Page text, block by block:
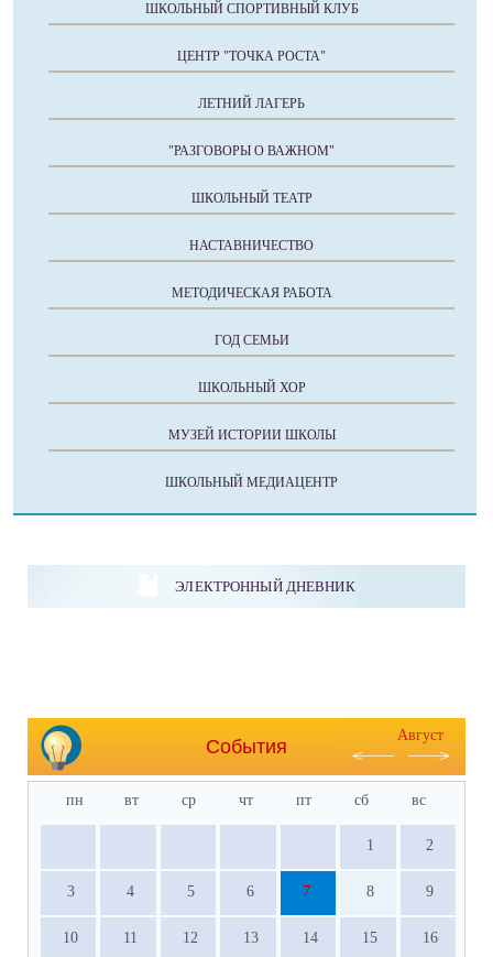
ШКОЛЬНЫЙ СПОРТИВНЫЙ КЛУБ
ЦЕНТР "ТОЧКА РОСТА"
ЛЕТНИЙ ЛАГЕРЬ
"РАЗГОВОРЫ О ВАЖНОМ"
ШКОЛЬНЫЙ ТЕАТР
НАСТАВНИЧЕСТВО
МЕТОДИЧЕСКАЯ РАБОТА
ГОД СЕМЬИ
ШКОЛЬНЫЙ ХОР
МУЗЕЙ ИСТОРИИ ШКОЛЫ
ШКОЛЬНЫЙ МЕДИАЦЕНТР
ЭЛЕКТРОННЫЙ ДНЕВНИК
События
Август
пн вт ср чт пт сб вс
1 2
3 4 5 6 7 8 9
10 11 12 13 14 15 16